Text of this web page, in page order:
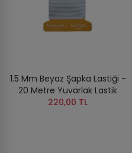
1.5 Mm Beyaz Şapka Lastiği -
20 Metre Yuvarlak Lastik
220,00 TL